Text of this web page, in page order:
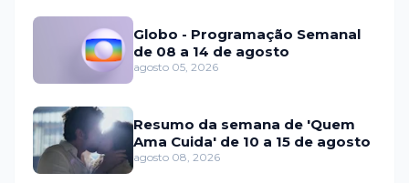
Globo - Programação Semanal
de 08 a 14 de agosto
agosto 05, 2026
Resumo da semana de 'Quem
Ama Cuida' de 10 a 15 de agosto
agosto 08, 2026